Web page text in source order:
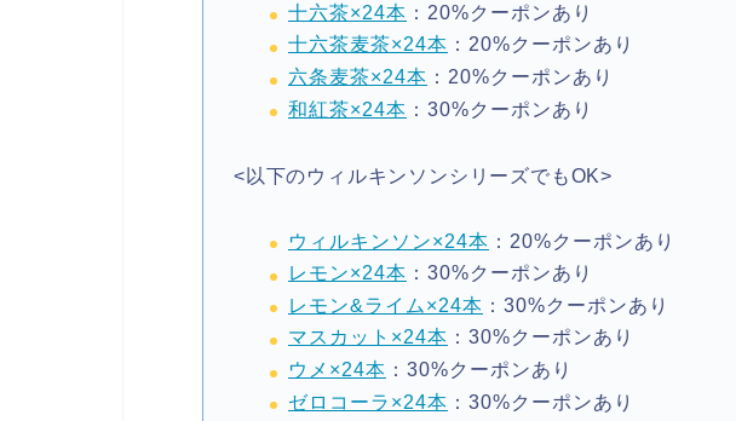
十六茶×24本 ：20%クーポンあり
十六茶麦茶×24本 ：20%クーポンあり
六条麦茶×24本 ：20%クーポンあり
和紅茶×24本 ：30%クーポンあり
<以下のウィルキンソンシリーズでもOK>
ウィルキンソン×24本 ：20%クーポンあり
レモン×24本 ：30%クーポンあり
レモン&ライム×24本 ：30%クーポンあり
マスカット×24本 ：30%クーポンあり
ウメ×24本 ：30%クーポンあり
ゼロコーラ×24本 ：30%クーポンあり